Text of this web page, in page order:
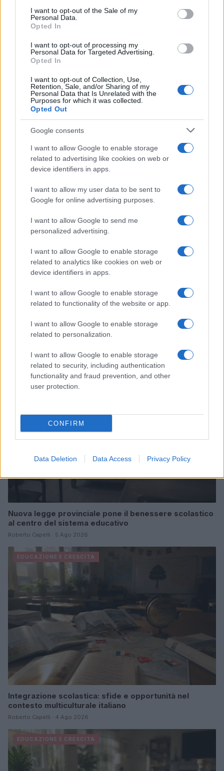
consent section.
I want to opt-out of the Sale of my
Personal Data.
Opted In
I want to opt-out of processing my
Personal Data for Targeted Advertising.
Opted In
I want to opt-out of Collection, Use,
Retention, Sale, and/or Sharing of my
Personal Data that Is Unrelated with the
Purposes for which it was collected.
Opted Out
Google consents
I want to allow Google to enable storage
related to advertising like cookies on web or
device identifiers in apps.
I want to allow my user data to be sent to
Google for online advertising purposes.
I want to allow Google to send me
personalized advertising.
I want to allow Google to enable storage
related to analytics like cookies on web or
device identifiers in apps.
I want to allow Google to enable storage
related to functionality of the website or app.
I want to allow Google to enable storage
related to personalization.
I want to allow Google to enable storage
related to security, including authentication
functionality and fraud prevention, and other
user protection.
CONFIRM
Data Deletion Data Access Privacy Policy
l’età e una rete di sostegno che coinvolga famiglia,
scuola e servizi sanitari: così il digitale diventa
AUTORE
AiAdhubMedia
Continua a leggere
EDUCAZIONE E CRESCITA
Nuova legge provinciale pone il benessere scolastico
al centro del sistema educativo
Roberto Capelli · 5 Ago 2026
EDUCAZIONE E CRESCITA
Integrazione scolastica: sfide e opportunità nel
contesto multiculturale italiano
Roberto Capelli · 4 Ago 2026
EDUCAZIONE E CRESCITA